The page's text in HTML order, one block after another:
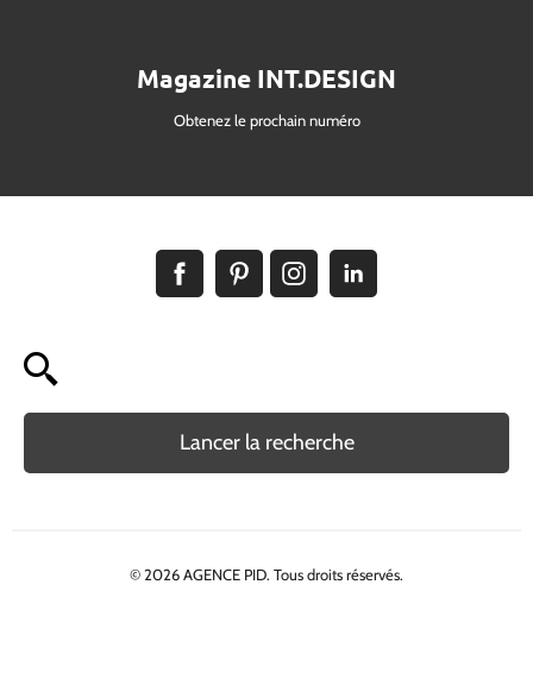
Magazine INT.DESIGN
Obtenez le prochain numéro
Lancer la recherche
© 2026 AGENCE PID. Tous droits réservés.